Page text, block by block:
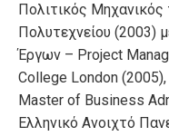
Πολιτικός
Πολυτεχνείου (2003)
Έργων – Project
College London
Master of Business
Ελληνικό Ανοιχτό